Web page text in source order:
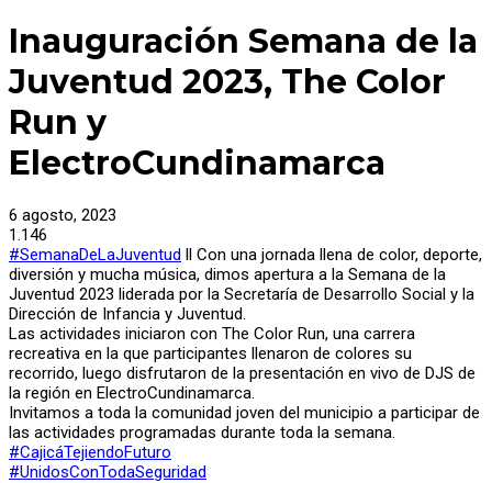
Inauguración Semana de la
Juventud 2023, The Color
Run y
ElectroCundinamarca
6 agosto, 2023
1.146
#SemanaDeLaJuventud ll Con una jornada llena de color, deporte,
diversión y mucha música, dimos apertura a la Semana de la
Juventud 2023 liderada por la Secretaría de Desarrollo Social y la
Dirección de Infancia y Juventud.
Las actividades iniciaron con The Color Run, una carrera
recreativa en la que participantes llenaron de colores su
recorrido, luego disfrutaron de la presentación en vivo de DJS de
la región en ElectroCundinamarca.
Invitamos a toda la comunidad joven del municipio a participar de
las actividades programadas durante toda la semana.
#CajicáTejiendoFuturo
#UnidosConTodaSeguridad